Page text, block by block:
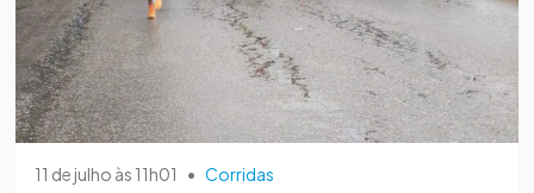
11 de julho às 11h01 • Corridas